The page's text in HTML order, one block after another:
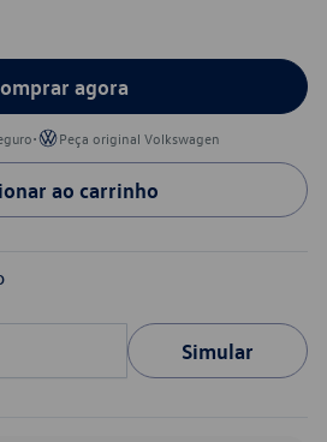
agora
• Peça original Volkswagen
ao carrinho
Simular